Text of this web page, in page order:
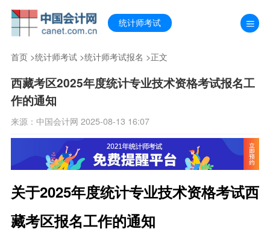
统计师考试
首页>统计师考试>统计师考试报名 >正文
西藏考区2025年度统计专业技术资格考试报名工
作的通知
来源：中国会计网 2025-08-13 16:07
关于2025年度统计专业技术资格考试西
藏考区报名工作的通知